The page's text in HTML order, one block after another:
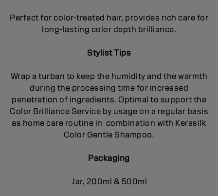
Perfect for color-treated hair, provides rich care for
long-lasting color depth brilliance.
Stylist Tips
Wrap a turban to keep the humidity and the warmth
during the processing time for increased
penetration of ingredients. Optimal to support the
Color Brilliance Service by usage on a regular basis
as home care routine in combination with Kerasilk
Color Gentle Shampoo.
Packaging
Jar, 200ml & 500ml